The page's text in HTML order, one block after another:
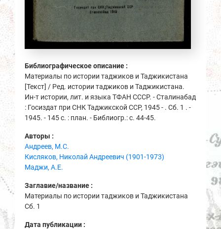
Библиографическое описание :
Материалы по истории таджиков и Таджикистана
[Текст] / Ред. истории таджиков и Таджикистана.
Ин-т истории, лит. и языка ТФАН СССР. - Сталинабад
: Госиздат при СНК Таджикской ССР, 1945 - . Сб. 1 . -
1945. - 145 с. : план. - Библиогр.: с. 44-45.
Авторы :
Андреев, М.С.
Кисляков, Николай Андреевич (1901-1973)
Маджи, А.Е.
Заглавие/название :
Материалы по истории таджиков и Таджикистана
Сб. 1
Дата публикации :